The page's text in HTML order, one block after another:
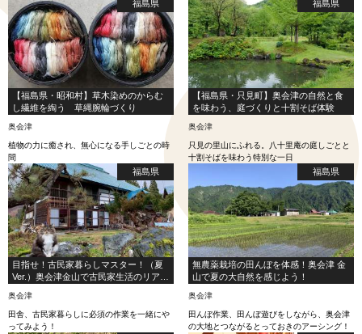
福島県
【福島県・昭和村】草木染めのからむ
し繊維を綯う 草縄腕輪づくり
奥会津
植物の力に癒され、無心になる手しごとの時
間
福島県
【福島県・只見町】奥会津の自然と食
を味わう、庭づくりと十割そば体験
奥会津
只見の里山にふれる。八十里庵の庭しごとと
十割そばを味わう特別な一日
福島県
目指せ！古民家暮らしマスター！（夏
Ver.）奥会津金山で古民家生活のリアル
奥会津
田舎、古民家暮らしに必須の作業を一緒にや
ってみよう！
福島県
無農薬栽培の田んぼを体感！奥会津 金
山で夏の大自然を感じよう！
奥会津
田んぼ作業、田んぼ遊びをしながら、奥会津
の大地とつながるとっておきのアーシング！